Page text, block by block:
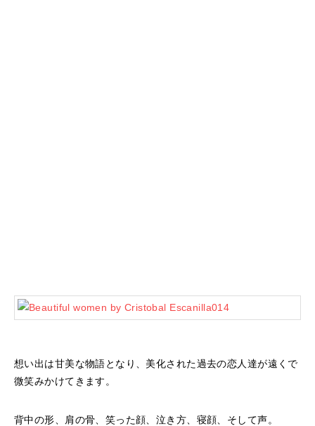
想い出は甘美な物語となり、美化された過去の恋人達が遠くで
微笑みかけてきます。
背中の形、肩の骨、笑った顔、泣き方、寝顔、そして声。